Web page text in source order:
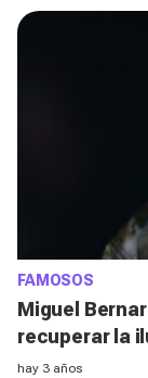
FAMOSOS
Miguel
recuperar la
hay 3 años